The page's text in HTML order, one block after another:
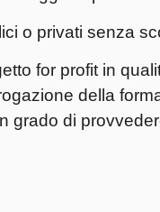
o privati senza
for profit in
della
grado di